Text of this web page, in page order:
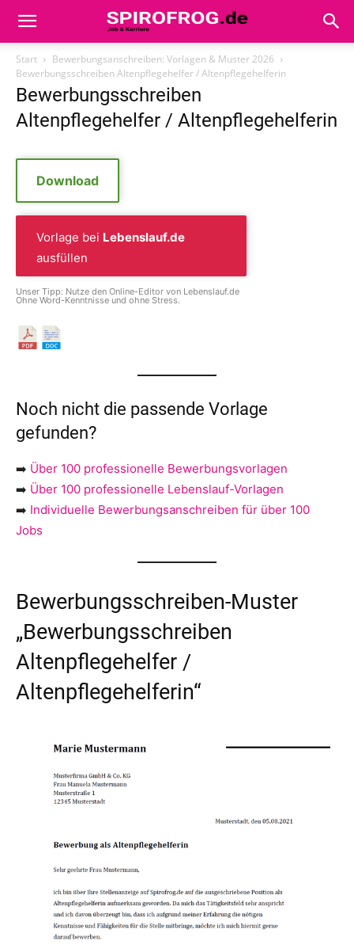
Start
Bewerbungsanschreiben: Vorlagen & Muster 2026
Bewerbungsschreiben Altenpflegehelfer / Altenpflegehelferin
Bewerbungsschreiben
Altenpflegehelfer / Altenpflegehelferin
Download
Vorlage bei Lebenslauf.de
ausfüllen
Unser Tipp: Nutze den Online-Editor von Lebenslauf.de
Ohne Word-Kenntnisse und ohne Stress.
Noch nicht die passende Vorlage
gefunden?
➡️ Über 100 professionelle Bewerbungsvorlagen
➡️ Über 100 professionelle Lebenslauf-Vorlagen
➡️ Individuelle Bewerbungsanschreiben für über 100
Jobs
Bewerbungsschreiben-Muster
„Bewerbungsschreiben
Altenpflegehelfer /
Altenpflegehelferin“